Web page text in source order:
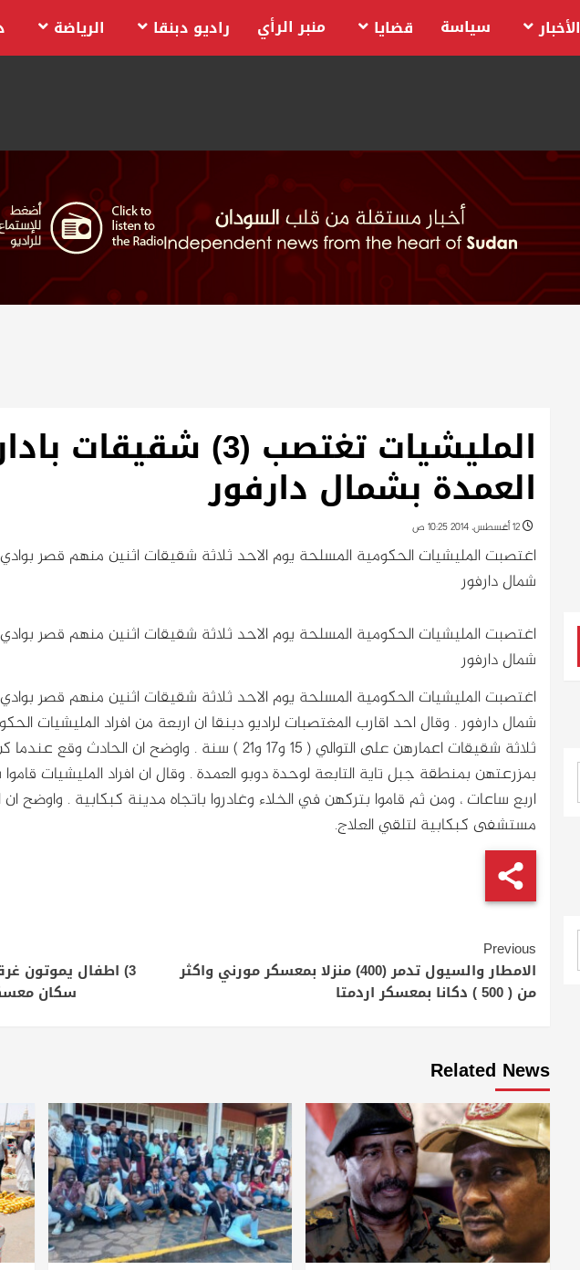
الأخبار سياسة قضايا منبر الرأي راديو دبنقا الرياضة
المليشيات تغتصب (3)
العمدة بشمال دارفور
12 أغسطس، 2014 10:25 ص
اغتصبت المليشيات الحكومية المسلحة يوم الاحد ثلاثة شقيقات اثنين منهم قصر بوادي
شمال دارفور
اغتصبت المليشيات الحكومية المسلحة يوم الاحد ثلاثة شقيقات اثنين منهم قصر بوادي
شمال دارفور
اغتصبت المليشيات الحكومية المسلحة يوم الاحد ثلاثة شقيقات اثنين منهم قصر بوادي
شمال دارفور. وقال احد اقارب المغتصبات لراديو دبنقا ان اربعة من افراد المليشيات
ثلاثة شقيقات اعمارهن على التوالي ( 15 و17 و21 ) سنة . واوضح ان
بمزرعتهن بمنطقة جبل تاية التابعة لوحدة دوبو العمدة . وقال ان افراد المليشيات قاموا
اربع ساعات ، ومن ثم قاموا بتركهن في الخلاء وغادروا باتجاه مدينة كبكابية . واوضح ان
مستشفى كبكابية لتلقي العلاج.
Continue
Reading
Previous
الامطار والسيول تدمر (400) منزلا بمعسكر مورني واكثر
من ( 500 ) دكانا بمعسكر اردمتا
سكان
Related News